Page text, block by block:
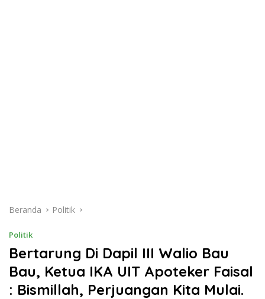
Beranda Politik
Politik
Bertarung Di Dapil III Walio Bau
Bau, Ketua IKA UIT Apoteker Faisal
: Bismillah, Perjuangan Kita Mulai.